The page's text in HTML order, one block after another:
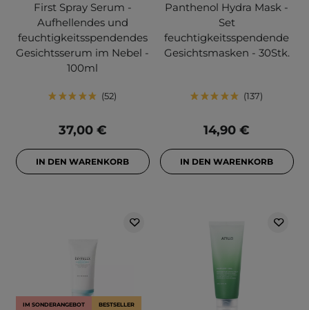
First Spray Serum -
Aufhellendes und
feuchtigkeitsspendendes
Gesichtsserum im Nebel -
100ml
52
37,00 €
IN DEN WARENKORB
Panthenol Hydra Mask -
Set
feuchtigkeitsspendende
Gesichtsmasken - 30Stk.
137
14,90 €
IN DEN WARENKORB
IM SONDERANGEBOT BESTSELLER